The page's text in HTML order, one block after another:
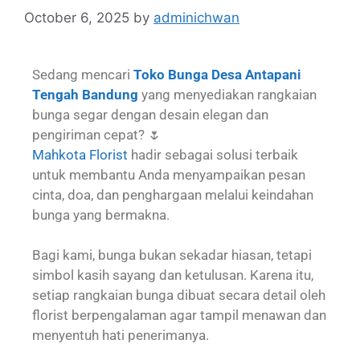
October 6, 2025 by adminichwan
Sedang mencari Toko Bunga Desa Antapani
Tengah Bandung yang menyediakan rangkaian
bunga segar dengan desain elegan dan
pengiriman cepat? 🌷
Mahkota Florist hadir sebagai solusi terbaik
untuk membantu Anda menyampaikan pesan
cinta, doa, dan penghargaan melalui keindahan
bunga yang bermakna.
Bagi kami, bunga bukan sekadar hiasan, tetapi
simbol kasih sayang dan ketulusan. Karena itu,
setiap rangkaian bunga dibuat secara detail oleh
florist berpengalaman agar tampil menawan dan
menyentuh hati penerimanya.